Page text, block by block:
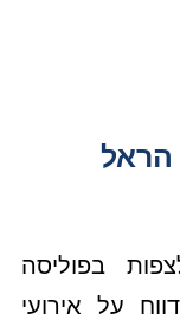
הראל
בפוליסה
על אירועי